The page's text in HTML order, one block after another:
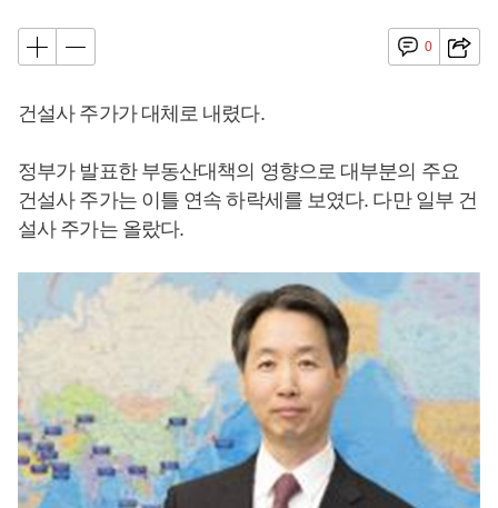
0
건설사 주가가 대체로 내렸다.
정부가 발표한 부동산대책의 영향으로 대부분의 주요
건설사 주가는 이틀 연속 하락세를 보였다. 다만 일부 건
설사 주가는 올랐다.